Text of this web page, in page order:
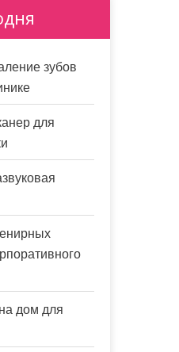
зубов
для
дом для